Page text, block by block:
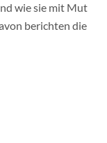
wie sie mit Mut
berichten die